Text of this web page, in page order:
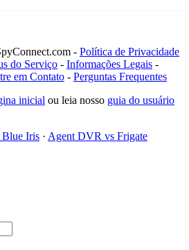
- Política de Privacidade
do Serviço - Informações Legais -
em Contato - Perguntas Frequentes
inicial ou leia nosso guia do usuário
Iris · Agent DVR vs Frigate